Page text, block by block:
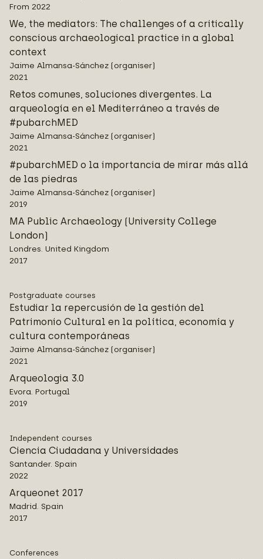
From 2022
We, the mediators: The challenges of a critically
conscious archaeological practice in a global
context
Jaime Almansa-Sánchez (organiser)
2021
Retos comunes, soluciones divergentes. La
arqueología en el Mediterráneo a través de
#pubarchMED
Jaime Almansa-Sánchez (organiser)
2021
#pubarchMED o la importancia de mirar más allá
de las piedras
Jaime Almansa-Sánchez (organiser)
2019
MA Public Archaeology (University College
London)
Londres. United Kingdom
2017
Postgraduate courses
Estudiar la repercusión de la gestión del
Patrimonio Cultural en la política, economía y
cultura contemporáneas
Jaime Almansa-Sánchez (organiser)
2021
Arqueologia 3.0
Evora. Portugal
2019
Independent courses
Ciencia Ciudadana y Universidades
Santander. Spain
2022
Arqueonet 2017
Madrid. Spain
2017
Conferences